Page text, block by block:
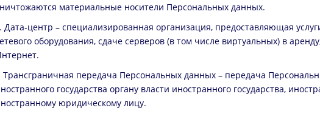
материальные носители Персональных данных.
Дата-центр – специализированная организация, предоставляющая
оборудования, сдаче серверов (в том числе виртуальных) в
Трансграничная передача Персональных данных – передача
государства органу власти иностранного государства,
юридическому лицу.